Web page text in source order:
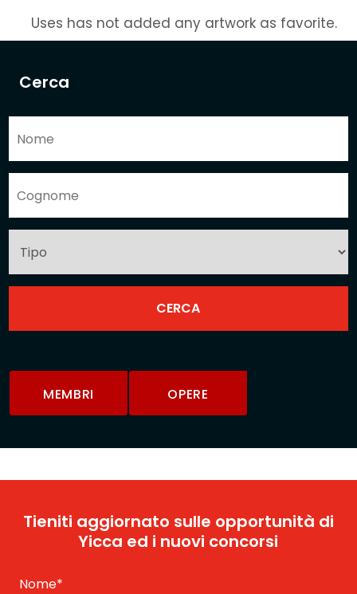
Cerca
MEMBRI OPERE
Uses has not added any artwork as favorite.
Tieniti aggiornato sulle opportunità di
Yicca ed i nuovi concorsi
Nome*